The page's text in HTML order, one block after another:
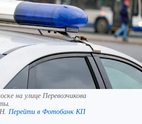
на улице Перевозчикова
Перейти в Фотобанк КП